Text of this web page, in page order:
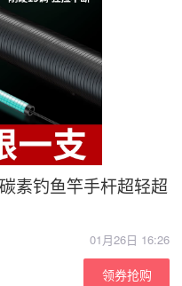
素钓鱼竿手杆超轻超
01月26日 16:26
领券抢购